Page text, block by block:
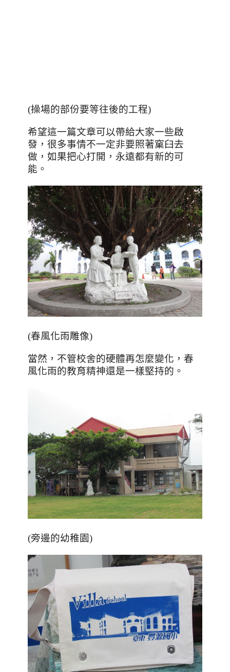
(操場的部份要等往後的工程)
希望這一篇文章可以帶給大家一些啟
發，很多事情不一定非要照著窠臼去
做，如果把心打開，永遠都有新的可
能。
(春風化雨雕像)
當然，不管校舍的硬體再怎麼變化，春
風化雨的教育精神還是一樣堅持的。
(旁邊的幼稚園)